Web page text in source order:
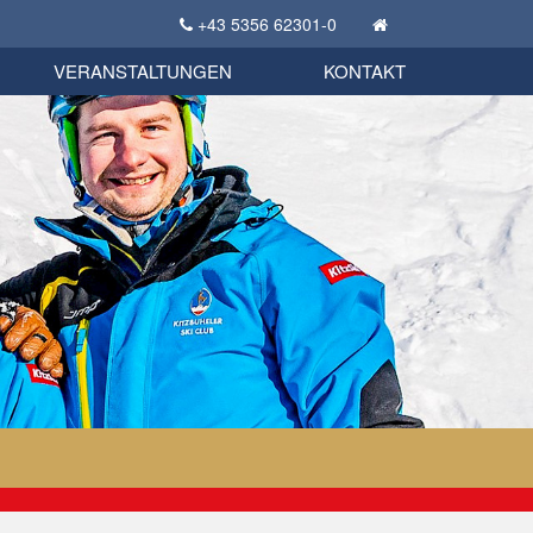
+43 5356 62301-0
KSC Sportgeschichte
Bekleidungsshop
VERANSTALTUNGEN KONTAKT